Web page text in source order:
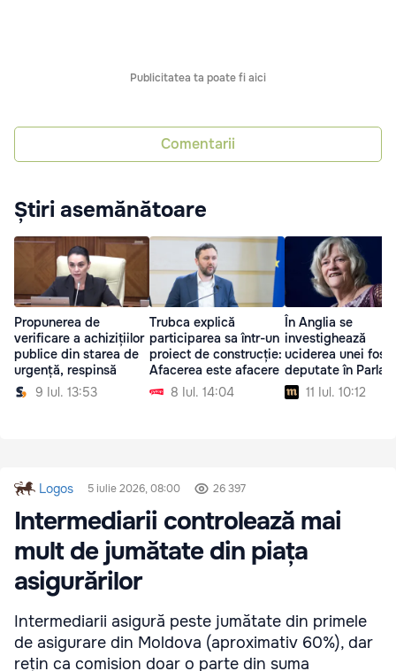
Publicitatea ta poate fi aici
Comentarii
Știri asemănătoare
Propunerea de
verificare a achizițiilor
publice din starea de
urgență, respinsă
9 Iul. 13:53
Trubca explică
participarea sa într-un
proiect de construcție:
Afacerea este afacere
8 Iul. 14:04
În Anglia se
investighează
uciderea unei
deputate în
11 Iul. 10:12
Logos 5 iulie 2026, 08:00 26 397
Intermediarii controlează mai
mult de jumătate din piața
asigurărilor
Intermediarii asigură peste jumătate din primele
de asigurare din Moldova (aproximativ 60%), dar
rețin ca comision doar o parte din suma